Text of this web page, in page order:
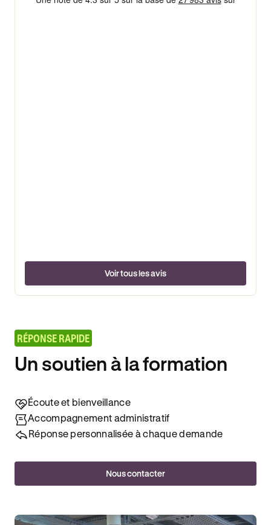
Voir tous les avis
RÉPONSE RAPIDE
Un soutien à la formation
Écoute et bienveillance
Accompagnement administratif
Réponse personnalisée à chaque demande
Nous contacter